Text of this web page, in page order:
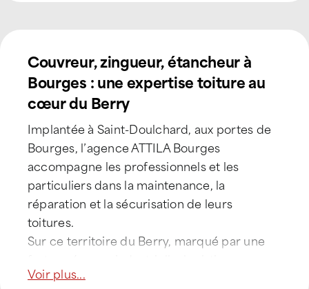
Couvreur, zingueur, étancheur à
Bourges : une expertise toiture au
cœur du Berry
Implantée à Saint-Doulchard, aux portes de
Bourges, l’agence ATTILA Bourges
accompagne les professionnels et les
particuliers dans la maintenance, la
réparation et la sécurisation de leurs
toitures.
Sur ce territoire du Berry, marqué par une